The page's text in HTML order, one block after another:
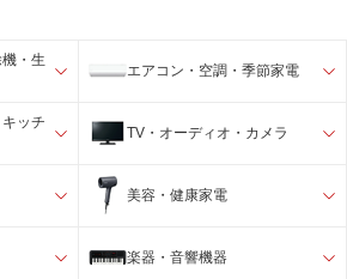
・生
エアコン・空調・季節家電
ッチ
TV・オーディオ・カメラ
美容・健康家電
楽器・音響機器